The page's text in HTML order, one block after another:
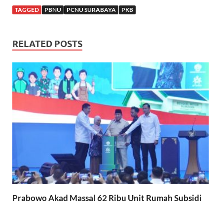
TAGGED PBNU PCNU SURABAYA PKB
RELATED POSTS
Prabowo Akad Massal 62 Ribu Unit Rumah Subsidi